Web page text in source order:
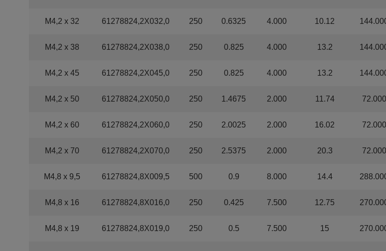
M4,2 x 32 61278824,2X032,0 250 0.6325 4.000 10.12
M4,2 x 38 61278824,2X038,0 250 0.825 4.000 13.2
M4,2 x 45 61278824,2X045,0 250 0.825 4.000 13.2
M4,2 x 50 61278824,2X050,0 250 1.4675 2.000 11.74 72.000
M4,2 x 60 61278824,2X060,0 250 2.0025 2.000 16.02 72.000
M4,2 x 70 61278824,2X070,0 250 2.5375 2.000 20.3 72.000
M4,8 x 9,5 61278824,8X009,5 500 0.9 8.000 14.4
M4,8 x 16 61278824,8X016,0 250 0.425 7.500 12.75
M4,8 x 19 61278824,8X019,0 250 0.5 7.500 15